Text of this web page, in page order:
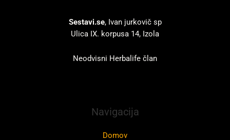
Sestavi.se, Ivan jurkovič sp
Ulica IX. korpusa 14, Izola
Neodvisni Herbalife član
Navigacija
Domov